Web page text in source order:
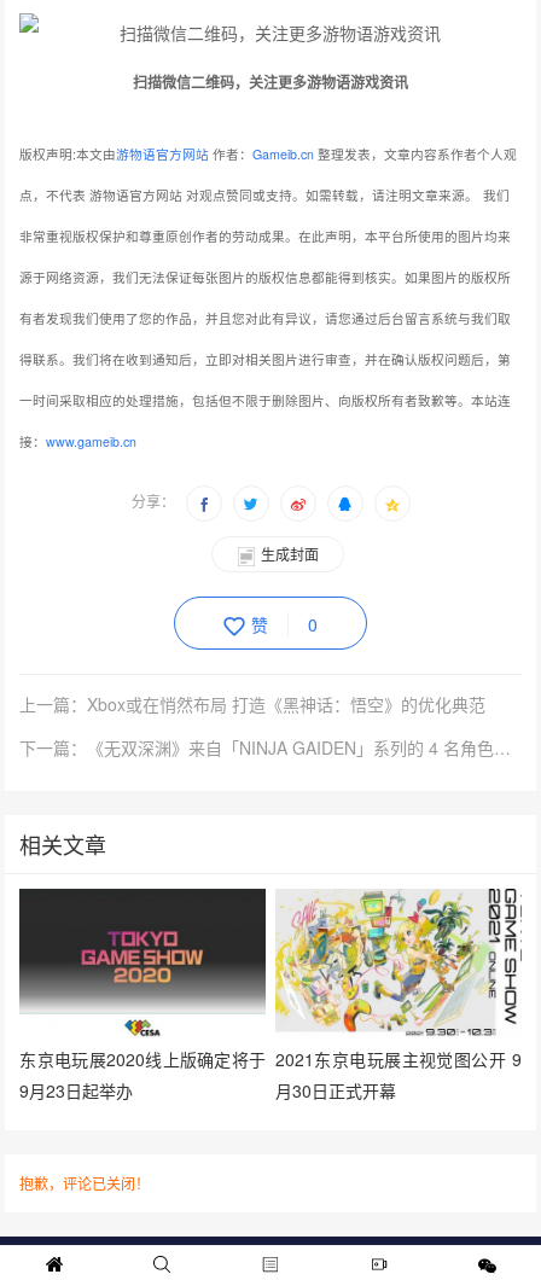
扫描微信二维码，关注更多游物语游戏资讯
版权声明:本文由游物语官方网站 作者：Gameib.cn 整理发表，文章内容系作者个人观
点，不代表 游物语官方网站 对观点赞同或支持。如需转载，请注明文章来源。 我们
非常重视版权保护和尊重原创作者的劳动成果。在此声明，本平台所使用的图片均来
源于网络资源，我们无法保证每张图片的版权信息都能得到核实。如果图片的版权所
有者发现我们使用了您的作品，并且您对此有异议，请您通过后台留言系统与我们取
得联系。我们将在收到通知后，立即对相关图片进行审查，并在确认版权问题后，第
一时间采取相应的处理措施，包括但不限于删除图片、向版权所有者致歉等。本站连
接：www.gameib.cn
分享：
生成封面
赞 0
上一篇：Xbox或在悄然布局 打造《黑神话：悟空》的优化典范
下一篇：《无双深渊》来自「NINJA GAIDEN」系列的 4 名角色参战！
相关文章
东京电玩展2020线上版确定将于
9月23日起举办
2021东京电玩展主视觉图公开 9
月30日正式开幕
抱歉，评论已关闭！